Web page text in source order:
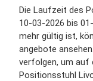
Die Laufzeit des
10-03-2026 bis
mehr gültig ist,
angebote
verfolgen, um auf
Positionsstuhl